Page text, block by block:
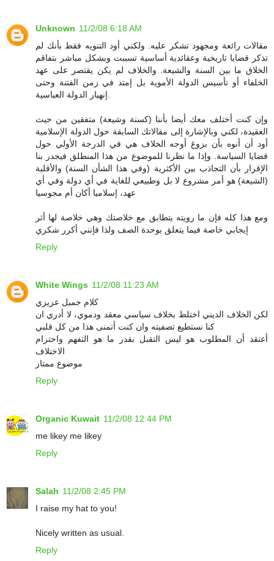
Unknown 11/2/08 6:18 AM
مقالات رائعة ومجهود تشكر عليه. ولكني أود التنويه فقط بأنك لم
تذكر قضايا تاريخية وعقائدية أساسية تسببت وبشكل مباشر بتفاقم
الخلاق ما بين السنة والشيعة. والخلاف لم يكن يقتصر على عهد
الخلفاء أو تأسيس الدولة الأموية بل إمتد في زمن الفتنة وحتى
وإن كنت أختلف معك أيضا بأننا (كسنة وشيعة) متفقين من حيث
العقيدة، لكني وبالإشارة إلى مقالاتك السابقة حول الدولة الإسلامية
أود أن أنوه بأن بزوغ أوجه الخلاف هي في الدرجة الأولي حول
قضايا السياسة. وإذا ما نظرنا للموضوع من هذا المنطلق فيجدر بنا
الإقرار بأن التجاذب بين الأكثرية (وفي هذا الشأن السنة) والأقلية
(الشيعة) هو أمر مشروع لا بل وطبيعي للغاية في أي دولة وفي أي
عهد، إسلاميا أكان أم مجوسيا
ومع هذا كله فإن ما رويته يتطابق مع خلاصتك وهي خلاصة لها أثر
إيجابي خاصة فيما يتعلق بوحدة الصف ولذا فإنني أكرر شكري
Reply
White Wings 11/2/08 11:23 AM
كلام جميل عزيزي
لكن الخلاف الديني اختلط بخلاف سياسي معقد ودموي، لا أدري ان
كنا نستطيع تصفيته وان كنت أتمنى هذا من كل قلبي
أعتقد أن المطلوب هو ليس التقبل بقدر ما هو التفهم واحترام
الاختلاف
موضوع ممتاز
Reply
Organic Kuwait 11/2/08 12:44 PM
me likey me likey
Reply
Salah 11/2/08 2:45 PM
I raise my hat to you!
Nicely written as usual.
Reply